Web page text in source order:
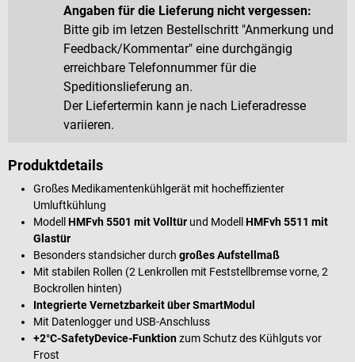
Angaben für die Lieferung nicht vergessen:
Bitte gib im letzen Bestellschritt "Anmerkung und
Feedback/Kommentar" eine durchgängig
erreichbare Telefonnummer für die
Speditionslieferung an.
Der Liefertermin kann je nach Lieferadresse
variieren.
Produktdetails
Großes Medikamentenkühlgerät mit hocheffizienter
Umluftkühlung
Modell HMFvh 5501 mit Volltür und Modell HMFvh 5511 mit
Glastür
Besonders standsicher durch großes Aufstellmaß
Mit stabilen Rollen (2 Lenkrollen mit Feststellbremse vorne, 2
Bockrollen hinten)
Integrierte Vernetzbarkeit über SmartModul
Mit Datenlogger und USB-Anschluss
+2°C-SafetyDevice-Funktionzum Schutz des Kühlguts vor
Frost